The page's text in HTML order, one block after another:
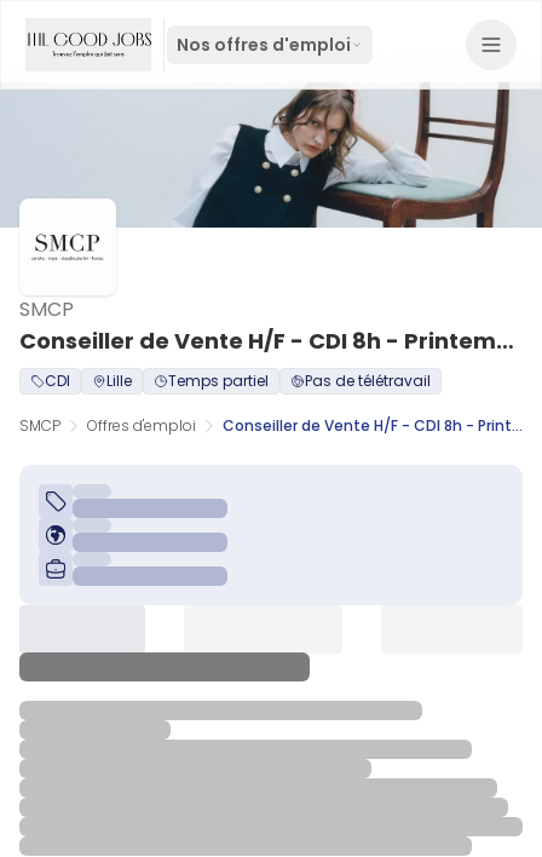
Nos offres d'emploi
Conseiller de Vente H/F - CDI 8h - Printemps Lille
SMCP
CDI Lille Temps partiel Pas de télétravail
SMCP Offres d'emploi Conseiller de Vente H/F - CDI 8h - Printemps Lille